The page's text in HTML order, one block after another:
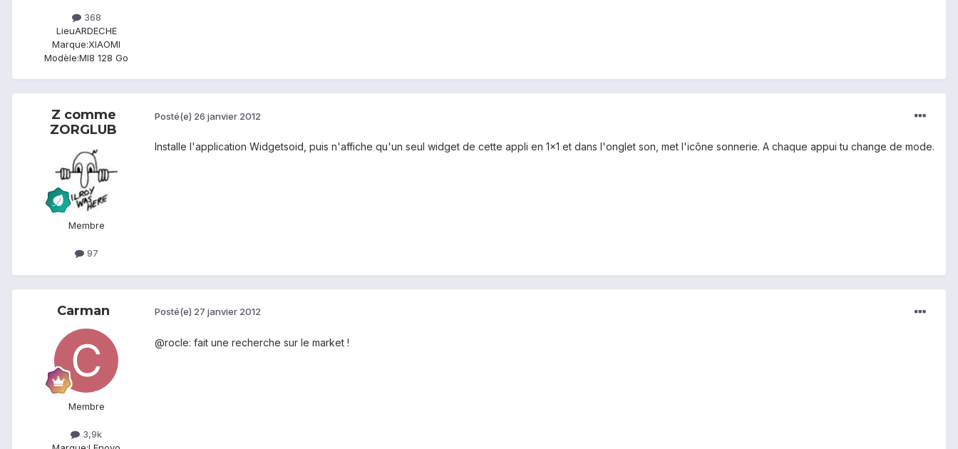
368
LieuARDECHE
Marque:XIAOMI
Modèle:MI8 128 Go
Z comme
ZORGLUB
Membre
97
Posté(e) 26 janvier 2012
Installe l'application Widgetsoid, puis n'affiche qu'un seul widget de cette appli en 1x1 et dans l'onglet son, met l'icône sonnerie. A chaque appui tu change de mode.
Carman
Membre
3,9k
Posté(e) 27 janvier 2012
@rocle: fait une recherche sur le market !